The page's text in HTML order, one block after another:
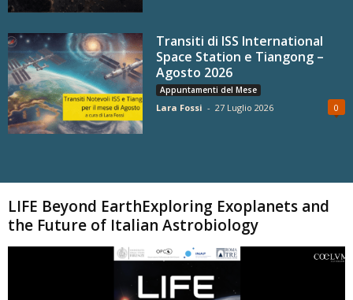
Transiti di ISS International
Space Station e Tiangong –
Agosto 2026
Appuntamenti del Mese
Lara Fossi - 27 Luglio 2026 0
LIFE Beyond EarthExploring Exoplanets and
the Future of Italian Astrobiology